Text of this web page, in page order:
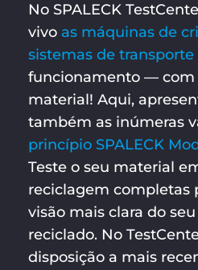
No SPALECK
vivo as máquinas de
sistemas de transporte
funcionamento — com
material! Aqui,
também as inúmeras
princípio SPALECK
Teste o seu material
reciclagem completas
visão mais clara do
reciclado. No
disposição a mais